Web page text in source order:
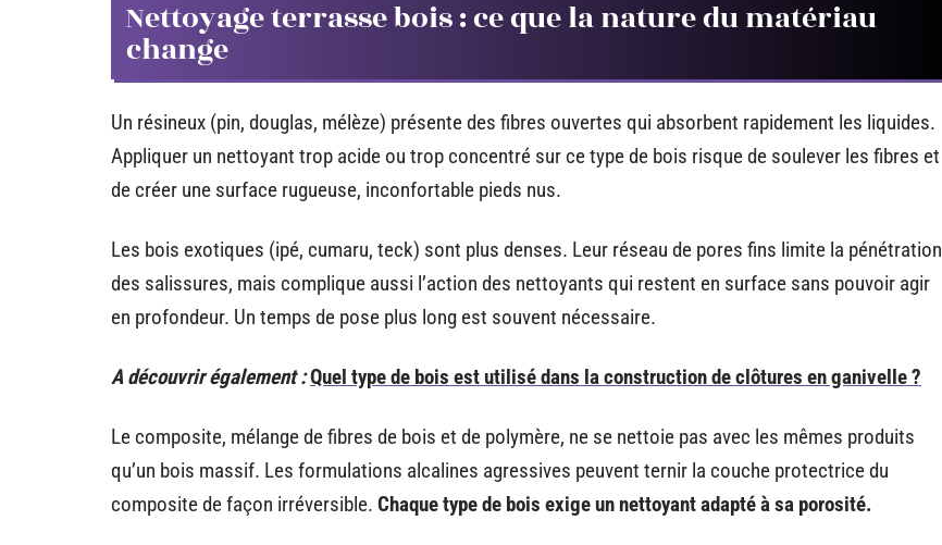
Nettoyage terrasse bois : ce que la nature du matériau
change
Un résineux (pin, douglas, mélèze) présente des fibres ouvertes qui absorbent rapidement les liquides.
Appliquer un nettoyant trop acide ou trop concentré sur ce type de bois risque de soulever les fibres et
de créer une surface rugueuse, inconfortable pieds nus.
Les bois exotiques (ipé, cumaru, teck) sont plus denses. Leur réseau de pores fins limite la pénétration
des salissures, mais complique aussi l’action des nettoyants qui restent en surface sans pouvoir agir
en profondeur. Un temps de pose plus long est souvent nécessaire.
A découvrir également :Quel type de bois est utilisé dans la construction de clôtures en ganivelle ?
Le composite, mélange de fibres de bois et de polymère, ne se nettoie pas avec les mêmes produits
qu’un bois massif. Les formulations alcalines agressives peuvent ternir la couche protectrice du
composite de façon irréversible. Chaque type de bois exige un nettoyant adapté à sa porosité.